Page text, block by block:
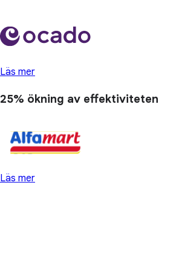
Läs mer
25% ökning av effektiviteten
Läs mer